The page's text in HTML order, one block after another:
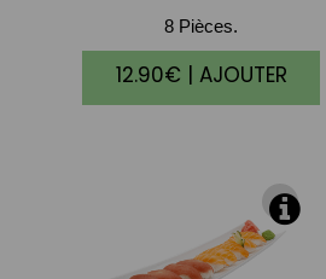
8 Pièces.
12.90€ | AJOUTER